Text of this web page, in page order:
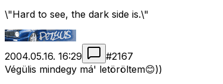
\"Hard to see, the dark side is.\"
2004.05.16. 16:29 #2167
Végülis mindegy má' letöröltem😊))